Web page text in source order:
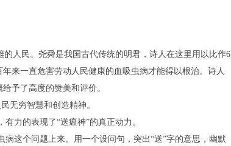
人民。尧舜是我国古代传统的明君，诗人在这里用以比作6
来一直危害劳动人民健康的血吸虫病才能得以根治。诗人
予了高度的赞美和评价。
无穷智慧和创造精神。
力的表现了“送瘟神”的真正动力。
这个问题上来。用一个设问句，突出“送”字的意思，幽默